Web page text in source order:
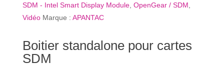
SDM - Intel Smart Display Module, OpenGear / SDM
Vidéo Marque : APANTAC
Boitier standalone pour cartes
SDM